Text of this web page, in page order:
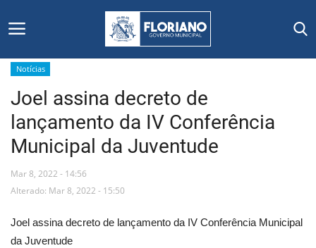
Início
Editais
Floriano
Mural de Licitações
Notícias
Joel assina decreto de
lançamento da IV Conferência
Municipal da Juventude
Mar 8, 2022 - 14:56
Alterado: Mar 8, 2022 - 15:50
Joel assina decreto de lançamento da IV Conferência Municipal
da Juventude